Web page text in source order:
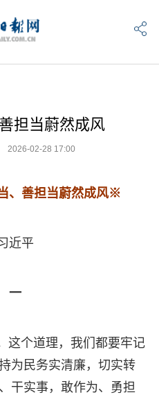
担当蔚然成风
2026-02-28 17:00
、善担当蔚然成风※
近平
一
这个道理，我们都要牢记
为民务实清廉，切实转
干实事，敢作为、勇担